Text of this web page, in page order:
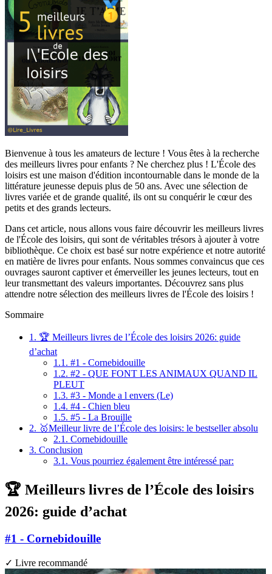
Bienvenue à tous les amateurs de lecture ! Vous êtes à la recherche
des meilleurs livres pour enfants ? Ne cherchez plus ! L'École des
loisirs est une maison d'édition incontournable dans le monde de la
littérature jeunesse depuis plus de 50 ans. Avec une sélection de
livres variée et de grande qualité, ils ont su conquérir le cœur des
petits et des grands lecteurs.
Dans cet article, nous allons vous faire découvrir les meilleurs livres
de l'École des loisirs, qui sont de véritables trésors à ajouter à votre
bibliothèque. Ce choix est basé sur notre expérience et notre autorité
en matière de livres pour enfants. Nous sommes convaincus que ces
ouvrages sauront captiver et émerveiller les jeunes lecteurs, tout en
leur transmettant des valeurs importantes. Découvrez sans plus
attendre notre sélection des meilleurs livres de l'École des loisirs !
Sommaire
1. 🏆 Meilleurs livres de l’École des loisirs 2026: guide
d’achat
1.1. #1 - Cornebidouille
1.2. #2 - QUE FONT LES ANIMAUX QUAND IL
PLEUT
1.3. #3 - Monde a l envers (Le)
1.4. #4 - Chien bleu
1.5. #5 - La Brouille
2. 🥇Meilleur livre de l’École des loisirs: le bestseller absolu
2.1. Cornebidouille
3. Conclusion
3.1. Vous pourriez également être intéressé par:
🏆 Meilleurs livres de l’École des loisirs
2026: guide d’achat
#1 - Cornebidouille
✓ Livre recommandé